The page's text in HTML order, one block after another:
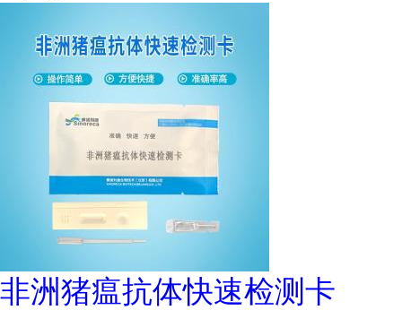
非洲猪瘟抗体快速检测卡